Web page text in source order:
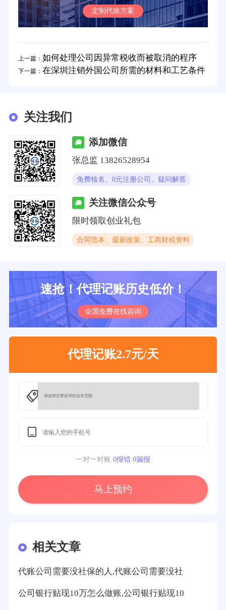
定制代账方案
上一篇： 如何处理公司因异常税收而被取消的程序
下一篇： 在深圳注销外国公司所需的材料和工艺条件
关注我们
添加微信
张总监 13826528954
免费核名、0元注册公司、疑问解答
关注微信公众号
限时领取创业礼包
合同范本、最新政策、工商财税资料
速抢！代理记账历史低价！
全国免费在线咨询
代理记账2.7元/天
一对一对账 0报错 0漏报
马上预约
相关文章
代账公司需要没社保的人,代账公司需要没社
公司银行贴现10万怎么做账,公司银行贴现10